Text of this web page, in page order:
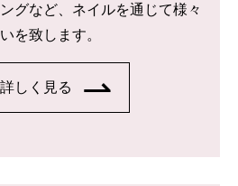
グなど、ネイルを通じて様々
を致します。
詳しく見る